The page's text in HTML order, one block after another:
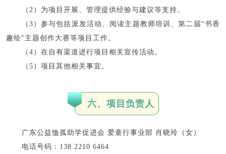
（2）为项目开展、管理提供经验与建议等支持。
（3）参与包括派发活动、阅读主题教师培训、第二届“书香
趣绘”主题创作大赛等项目工作。
（4）在自有渠道进行项目相关宣传活动。
（5）项目其他相关事宜。
六、项目负责人
广东公益恤孤助学促进会 爱童行事业部 肖晓玲（女）
电话号码：138 2210 6464